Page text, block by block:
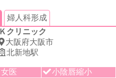
婦人科形成
Ｋクリニック
大阪府大阪市
北新地駅
女医
小陰唇縮小